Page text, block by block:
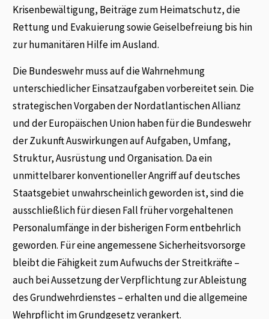
Krisenbewältigung, Beiträge zum Heimatschutz, die
Rettung und Evakuierung sowie Geiselbefreiung bis hin
zur humanitären Hilfe im Ausland.
Die Bundeswehr muss auf die Wahrnehmung
unterschiedlicher Einsatzaufgaben vorbereitet sein. Die
strategischen Vorgaben der Nordatlantischen Allianz
und der Europäischen Union haben für die Bundeswehr
der Zukunft Auswirkungen auf Aufgaben, Umfang,
Struktur, Ausrüstung und Organisation. Da ein
unmittelbarer konventioneller Angriff auf deutsches
Staatsgebiet unwahrscheinlich geworden ist, sind die
ausschließlich für diesen Fall früher vorgehaltenen
Personalumfänge in der bisherigen Form entbehrlich
geworden. Für eine angemessene Sicherheitsvorsorge
bleibt die Fähigkeit zum Aufwuchs der Streitkräfte –
auch bei Aussetzung der Verpflichtung zur Ableistung
des Grundwehrdienstes – erhalten und die allgemeine
Wehrpflicht im Grundgesetz verankert.